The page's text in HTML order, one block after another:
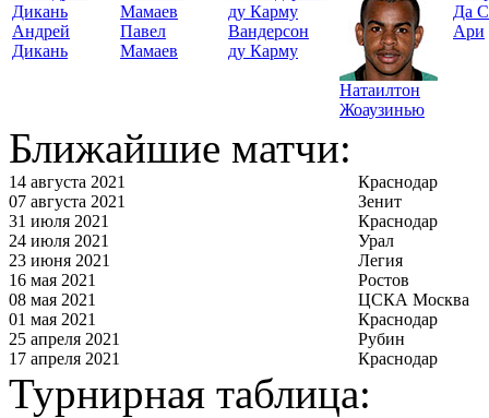
Андрей
Дикань
Павел
Мамаев
Вандерсон
ду Карму
Натаилтон
Жоаузинью
Да
Ари
Ближайшие матчи:
14 августа 2021
Краснодар
07 августа 2021
Зенит
31 июля 2021
Краснодар
24 июля 2021
Урал
23 июня 2021
Легия
16 мая 2021
Ростов
08 мая 2021
ЦСКА Москва
01 мая 2021
Краснодар
25 апреля 2021
Рубин
17 апреля 2021
Краснодар
Турнирная таблица: